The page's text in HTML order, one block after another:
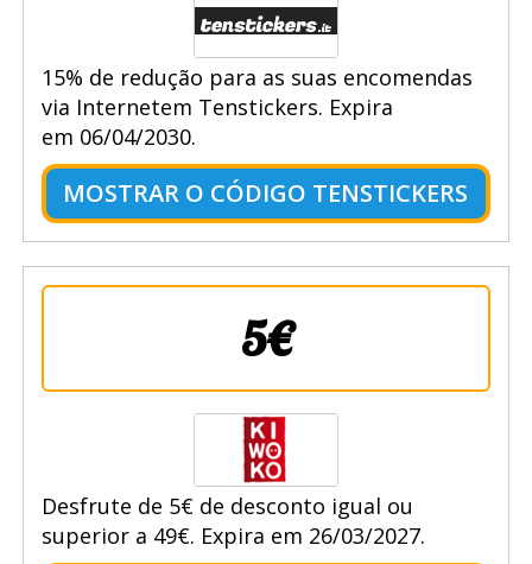
15% de redução para as suas encomendas
via Internetem Tenstickers. Expira
em 06/04/2030.
MOSTRAR O CÓDIGO TENSTICKERS
5€
Desfrute de 5€ de desconto igual ou
superior a 49€. Expira em 26/03/2027.